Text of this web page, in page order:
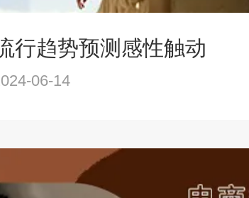
行趋势预测感性触动
06-14